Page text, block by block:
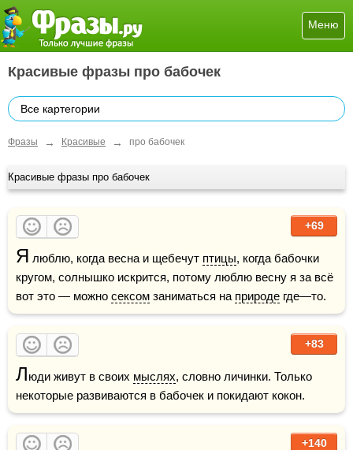
Меню
Красивые фразы про бабочек
Все картегории
Фразы → Красивые → про бабочек
Красивые фразы про бабочек
+69
Я люблю, когда весна и щебечут птицы, когда бабочки
кругом, солнышко искрится, потому люблю весну я за всё
вот это — можно сексом заниматься на природе где—то.
+83
Люди живут в своих мыслях, словно личинки. Только
некоторые развиваются в бабочек и покидают кокон.
+140